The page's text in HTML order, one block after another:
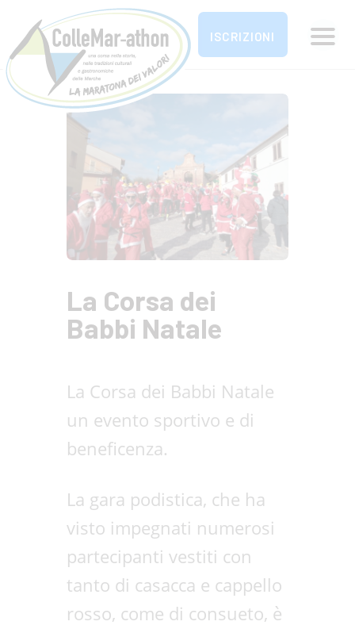
ISCRIZIONI
La Maratona dei valori dal Colle al Mar
PARTECIPA
OSPITALITÀ E SERVIZI
NEWS
CONTATTI
LA MARATONA DEI
VALORI
La Corsa dei
Babbi Natale
La Corsa dei Babbi Natale
un evento sportivo e di
beneficenza.
La gara podistica, che ha
visto impegnati numerosi
partecipanti vestiti con
tanto di casacca e cappello
rosso, come di consueto, è